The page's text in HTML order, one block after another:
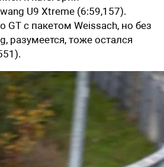
U9 Xtreme (6:59,157).
GT с пакетом Weissach, но без
, разумеется, тоже остался